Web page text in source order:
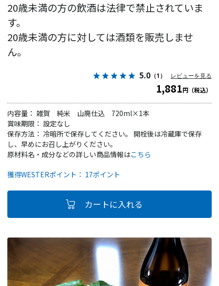
20歳未満の方の飲酒は法律で禁止されていま
す。
20歳未満の方に対しては酒類を販売しませ
ん。
5.0 （1） レビューを見る
1,881円（税込）
内容量： 雑賀 純米 山廃仕込 720ml×1本
賞味期限： 設定なし
保存方法： 冷暗所で保存してください。 開栓後は冷蔵庫で保存
し、早めにお召し上がりください。
獲得WESTERポイント： 17ポイント
原材料名・成分などの詳しい商品情報はこちら